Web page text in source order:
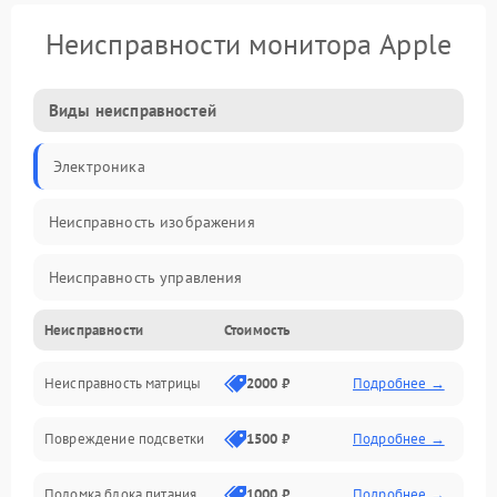
Неисправности монитора Apple
Виды неисправностей
Электроника
Неисправность изображения
Неисправность управления
Неисправность интерфейсов
Прочие неисправности
Неисправность звука
Неисправности Стоимость
Неисправность матрицы 2000 ₽ Подробнее →
Повреждение подсветки 1500 ₽ Подробнее →